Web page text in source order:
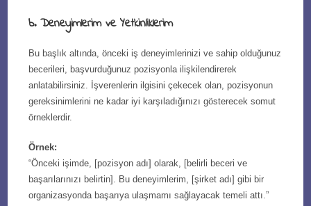
b. Deneyimlerim ve Yetkinliklerim
Bu başlık altında, önceki iş deneyimlerinizi ve sahip olduğunuz
becerileri, başvurduğunuz pozisyonla ilişkilendirerek
anlatabilirsiniz. İşverenlerin ilgisini çekecek olan, pozisyonun
gereksinimlerini ne kadar iyi karşıladığınızı gösterecek somut
örneklerdir.
Örnek:
“Önceki işimde, [pozisyon adı] olarak, [belirli beceri ve
başarılarınızı belirtin]. Bu deneyimlerim, [şirket adı] gibi bir
organizasyonda başarıya ulaşmamı sağlayacak temeli attı.”